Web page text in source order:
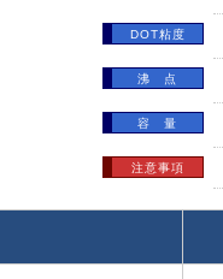
DOT粘度
沸 点
容 量
注意事項